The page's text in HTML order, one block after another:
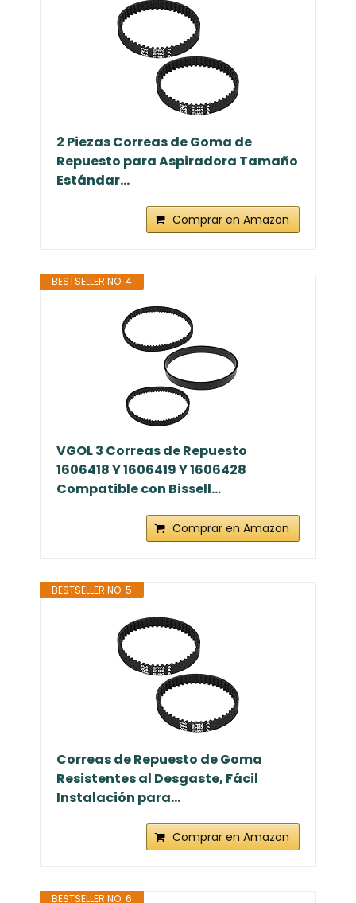
2 Piezas Correas de Goma de
Repuesto para Aspiradora Tamaño
Estándar...
Comprar en Amazon
BESTSELLER NO. 4
VGOL 3 Correas de Repuesto
1606418 Y 1606419 Y 1606428
Compatible con Bissell...
Comprar en Amazon
BESTSELLER NO. 5
Correas de Repuesto de Goma
Resistentes al Desgaste, Fácil
Instalación para...
Comprar en Amazon
BESTSELLER NO. 6